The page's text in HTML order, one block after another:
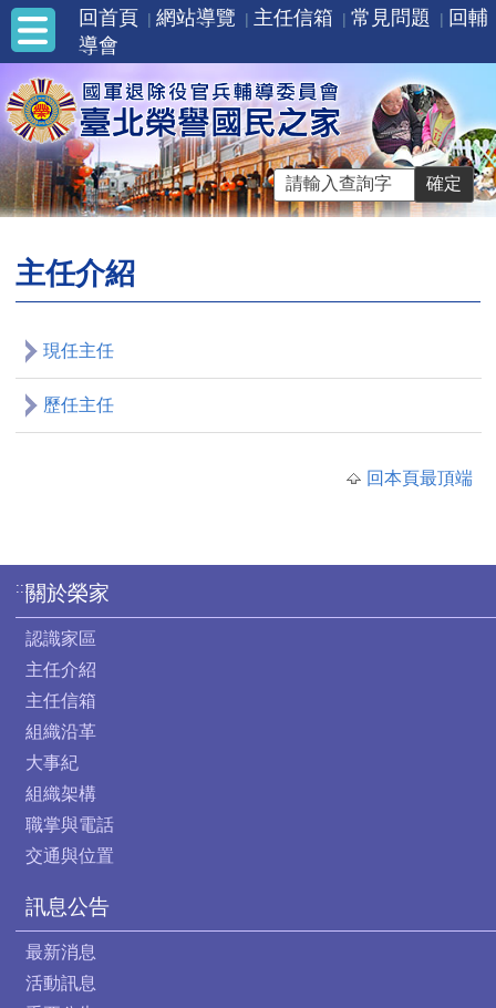
回首頁 網站導覽 主任信箱 常見問題
回輔
導會
主任介紹
現任主任
歷任主任
回本頁最頂端
:::關於榮家
認識家區
主任介紹
主任信箱
組織沿革
大事紀
組織架構
職掌與電話
交通與位置
訊息公告
最新消息
活動訊息